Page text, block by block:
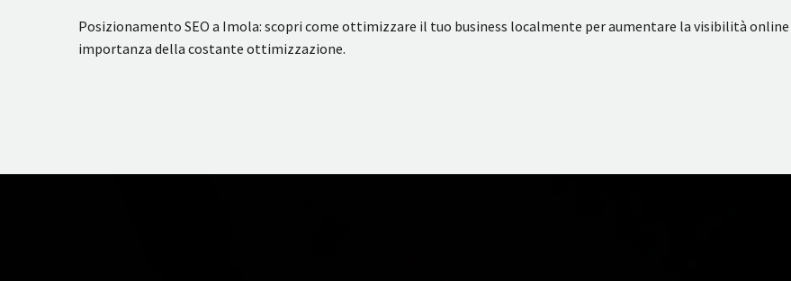
Posizionamento SEO a Imola: scopri come ottimizzare il tuo business localmente per aumentare la visibilità
importanza della costante ottimizzazione.